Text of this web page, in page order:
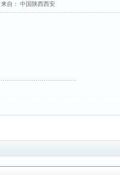
来自： 中国陕西西安